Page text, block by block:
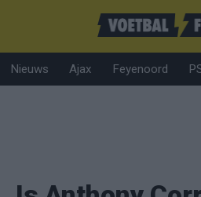
Nieuws Ajax Feyenoord